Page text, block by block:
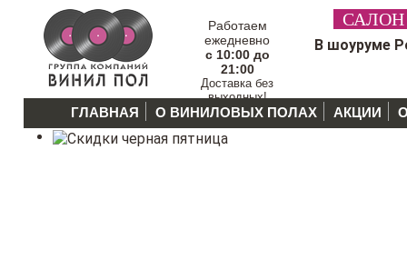
товара
Работаем
ежедневно
с 10:00 до
21:00
Доставка без
выходных!
В шоуруме
ГЛАВНАЯ О ВИНИЛОВЫХ ПОЛАХ АКЦИИ